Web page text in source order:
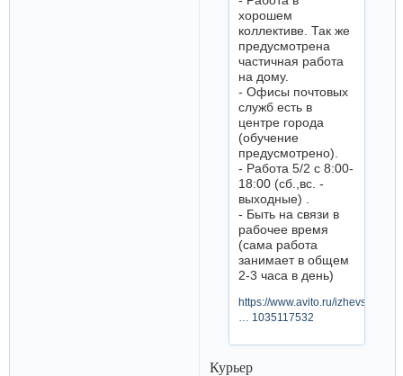
хорошем
коллективе. Так же
предусмотрена
частичная работа
на дому.
- Офисы почтовых
служб есть в
центре города
(обучение
предусмотрено).
- Работа 5/2 с 8:00-
18:00 (сб.,вс. -
выходные) .
- Быть на связи в
рабочее время
(сама работа
занимает в общем
2-3 часа в день)
https://www.avito.ru/izhevsk/
… 1035117532
Курьер